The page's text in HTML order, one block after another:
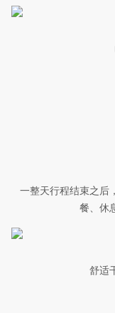
一整天行程结束之后
餐、休
舒适